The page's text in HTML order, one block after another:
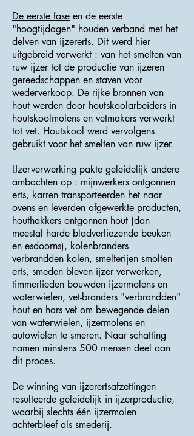
De eerste fase en de eerste
"hoogtijdagen" houden verband met het
delven van ijzererts. Dit werd hier
uitgebreid verwerkt : van het smelten van
ruw ijzer tot de productie van ijzeren
gereedschappen en staven voor
wederverkoop. De rijke bronnen van
hout werden door houtskoolarbeiders in
houtskoolmolens en vetmakers verwerkt
tot vet. Houtskool werd vervolgens
gebruikt voor het smelten van ruw ijzer.
IJzerverwerking pakte geleidelijk andere
ambachten op : mijnwerkers ontgonnen
erts, karren transporteerden het naar
ovens en leverden afgewerkte producten,
houthakkers ontgonnen hout (dan
meestal harde bladverliezende beuken
en esdoorns), kolenbranders
verbrandden kolen, smelterijen smolten
erts, smeden bleven ijzer verwerken,
timmerlieden bouwden ijzermolens en
waterwielen, vet-branders "verbrandden"
hout en hars vet om bewegende delen
van waterwielen, ijzermolens en
autowielen te smeren. Naar schatting
namen minstens 500 mensen deel aan
dit proces.
De winning van ijzerertsafzettingen
resulteerde geleidelijk in ijzerproductie,
waarbij slechts één ijzermolen
achterbleef als smederij.